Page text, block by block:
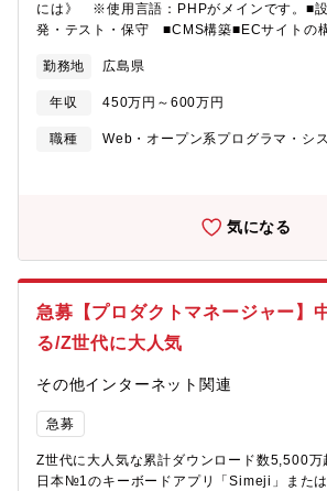
には》 ※使用言語：PHPがメインです。■
発・テスト・保守 ■CMS構築■ECサイトの
築◎大手メーカーグループの業務システムリ
版社のEラーニングシステム新規開発 【募集
う、増員の為の募集です。【部署構成】広
性＝5:5 ※平均年齢:35歳★2030年度までに
く、金融、保険、医療、通信、教育など。そ
みながらスキルアップできる環境です。★広
光協会の案件なども受注しております！
勤務地 広島県
年収 450万円～600万円
職種
Web・オープン系プログラマ・シ
気になる
急募【プロダクトマネージャー】
る/Z世代に大人気
その他インターネット関連
急募
Z世代に大人気な累計ダウンロード数5,500万
日本№1のキーボードアプリ「Simeji」また